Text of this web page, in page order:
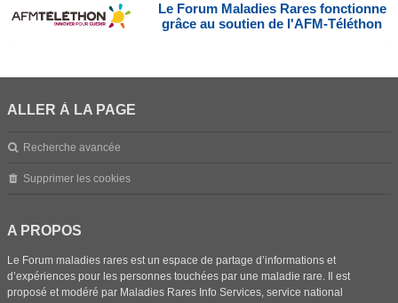
Le Forum Maladies Rares fonctionne
grâce au soutien de l'AFM-Téléthon
ALLER À LA PAGE
Recherche avancée
Supprimer les cookies
A PROPOS
Le Forum maladies rares est un espace de partage d’informations et
d’expériences pour les personnes touchées par une maladie rare. Il est
proposé et modéré par Maladies Rares Info Services, service national